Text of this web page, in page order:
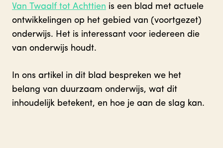
Van Twaalf tot Achttien is een blad met actuele
ontwikkelingen op het gebied van (voortgezet)
onderwijs. Het is interessant voor iedereen die
van onderwijs houdt.
In ons artikel in dit blad bespreken we het
belang van duurzaam onderwijs, wat dit
inhoudelijk betekent, en hoe je aan de slag kan.